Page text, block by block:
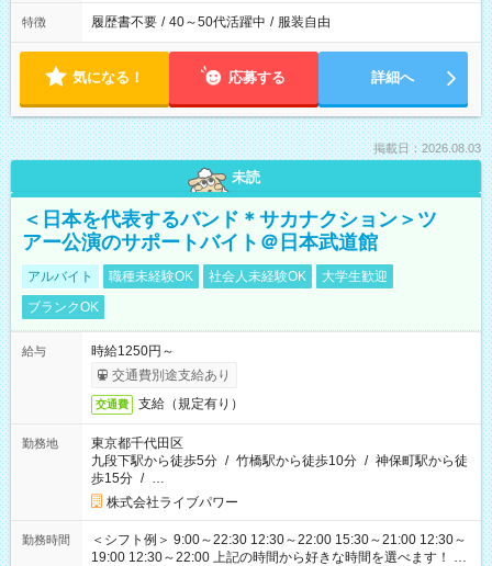
特徴 履歴書不要 / 40～50代活躍中 / 服装自由
気になる！ 応募する 詳細へ
掲載日：2026.08.03
未読
＜日本を代表するバンド＊サカナクション＞ツ
アー公演のサポートバイト＠日本武道館
アルバイト 職種未経験OK 社会人未経験OK
大学生歓迎
ブランクOK
給与
時給1250円～
交通費別途支給あり
交通費 支給（規定有り）
勤務地
東京都千代田区
九段下駅から徒歩5分 / 竹橋駅から徒歩10分 / 神保町駅から徒
歩15分 / …
株式会社ライブパワー
勤務時間
＜シフト例＞ 9:00～22:30 12:30～22:00 15:30～21:00 12:30～
19:00 12:30～22:00 上記の時間から好きな時間を選べます！ ※